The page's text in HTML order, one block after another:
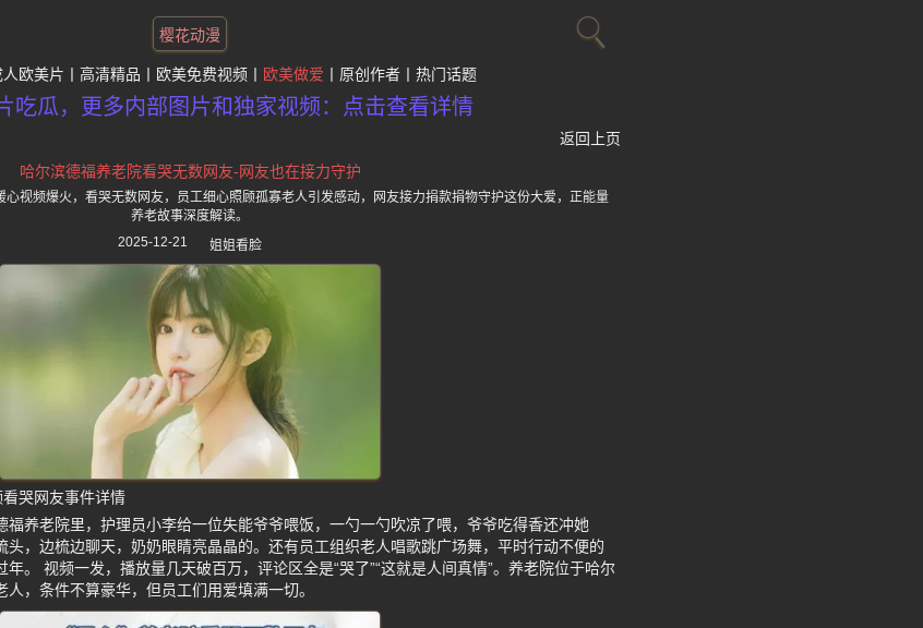
樱花动漫
人欧美片 高清精品 欧美免费视频 欧美做爱 原创作者 热门话题
吃瓜，更多内部图片和独家视频：点击查看详情
返回上页
哈尔滨德福养老院看哭无数网友-网友也在接力守护
视频爆火，看哭无数网友，员工细心照顾孤寡老人引发感动，网友接力捐款捐物守护这份大爱，正能量
养老故事深度解读。
2025-12-21
姐姐看脸
哭网友事件详情
养老院里，护理员小李给一位失能爷爷喂饭，一勺一勺吹凉了喂，爷爷吃得香还冲她
，边梳边聊天，奶奶眼睛亮晶晶的。还有员工组织老人唱歌跳广场舞，平时行动不便的
。 视频一发，播放量几天破百万，评论区全是“哭了”“这就是人间真情”。养老院位于哈尔
，条件不算豪华，但员工们用爱填满一切。